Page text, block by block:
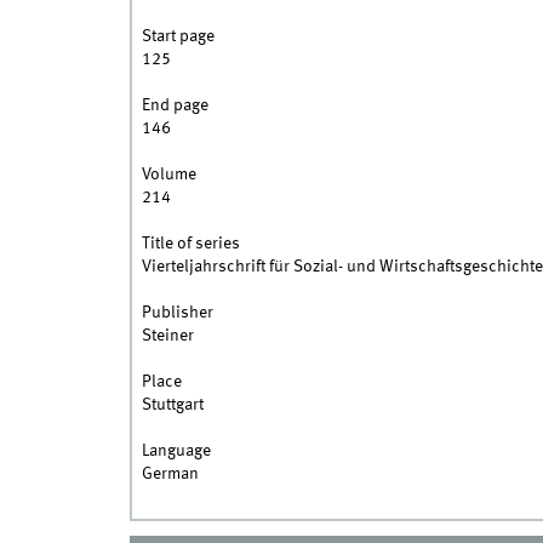
Start page
125
End page
146
Volume
214
Title of series
Vierteljahrschrift für Sozial- und
Publisher
Steiner
Place
Stuttgart
Language
German